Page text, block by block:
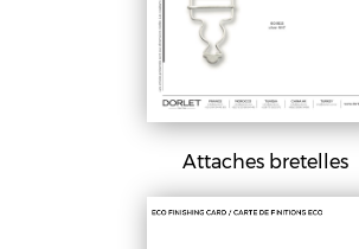
Attaches bretelles